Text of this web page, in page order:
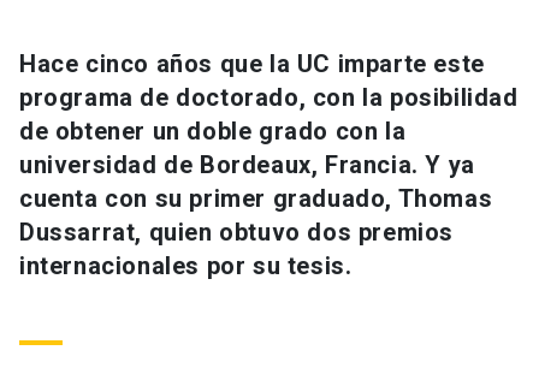
Vinculación
Universidad
Información para keyboard_arrow_down
Futuros estudiantes
Go to english site
Hace cinco años que la UC imparte este
programa de doctorado, con la posibilidad
de obtener un doble grado con la
universidad de Bordeaux, Francia. Y ya
cuenta con su primer graduado, Thomas
Dussarrat, quien obtuvo dos premios
internacionales por su tesis.